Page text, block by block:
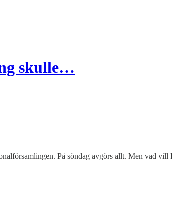
skulle…
På söndag avgörs allt. Men vad